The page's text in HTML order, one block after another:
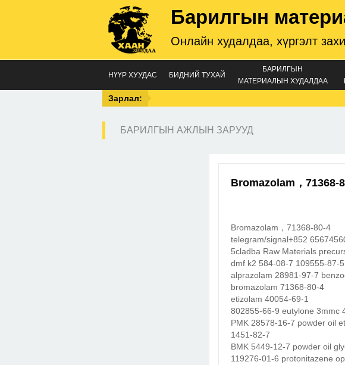
Барилгын
Онлайн худалдаа, хүргэлт
НҮҮР ХУУДАС БИДНИЙ ТУХАЙ
БАРИЛГЫН
МАТЕРИАЛЫН ХУДАЛДАА
Зарлал:
БАРИЛГЫН АЖЛЫН ЗАРУУД
Bromazolam，71368-
Bromazolam，71368-80-4
telegram/signal+852
5cladba Raw Materials
dmf k2 584-08-7 109555-87-
alprazolam 28981-97-7
bromazolam 71368-80-4
etizolam 40054-69-1
802855-66-9 eutylone 3mmc
PMK 28578-16-7 powder oil
1451-82-7
BMK 5449-12-7 powder oil
119276-01-6 protonitazene